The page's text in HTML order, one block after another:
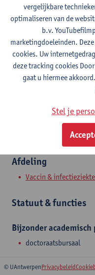
Contact
Campus Drie Eiken
Toon e-mailadres
2610 Wilrijk, BEL
Afdeling
Vaccin &
Statuut & functies
Bijzonder academisch
doctoraatsbursaal
© UAntwerpenPrivacybeleid
vergelijkbare
optimaliseren van de
b.v.
marketingdoeleinden.
cookies. Uw
deze tracking cookies
gaat u hiermee
Stel je